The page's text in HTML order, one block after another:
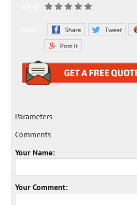
Parameters
Comments
Your Name:
Your Comment: